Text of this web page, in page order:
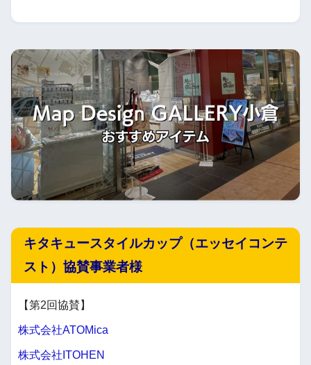
キタキュースタイルカップ（エッセイコンテ
スト）協賛事業者様
【第2回協賛】
株式会社ATOMica
株式会社ITOHEN